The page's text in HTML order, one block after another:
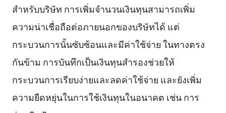
สำหรับบริษัท การเพิ่มจำนวนเงินทุนสามารถเพิ่ม
ความน่าเชื่อถือต่อภายนอกของบริษัทได้ แต่
กระบวนการนั้นซับซ้อนและมีค่าใช้จ่าย ในทางตรง
กันข้าม การบันทึกเป็นเงินทุนสำรองช่วยให้
กระบวนการเรียบง่ายและลดค่าใช้จ่าย และยังเพิ่ม
ความยืดหยุ่นในการใช้เงินทุนในอนาคต เช่น การ